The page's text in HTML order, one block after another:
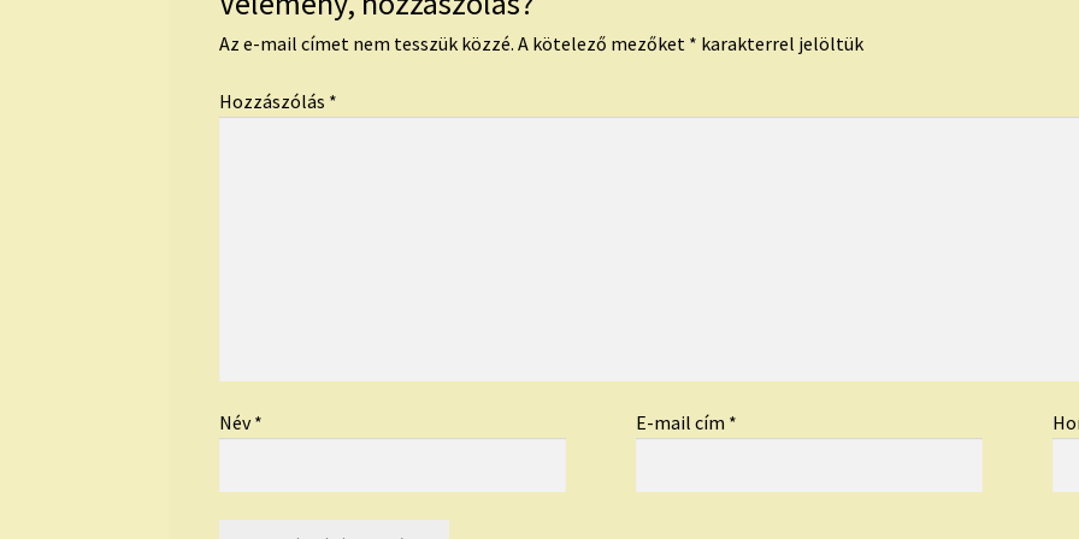
Az e-mail címet nem tesszük közzé. A kötelező mezőket * karakterrel jelöltük
Hozzászólás *
Név* E-mail cím *